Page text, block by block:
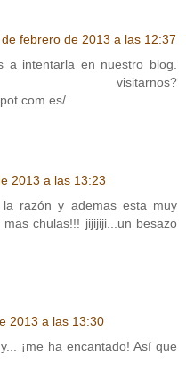
de febrero de 2013 a las 12:37
a intentarla en nuestro blog.
2013 a las 13:23
razón y ademas esta muy
chulas!!! jijijiji...un besazo
2013 a las 13:30
¡me ha encantado! Así que